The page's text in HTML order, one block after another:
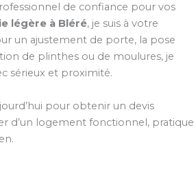
de confiance pour vos
légère à Bléré, je suis à votre
un ajustement de porte, la pose
de plinthes ou de moulures, je
sérieux et proximité.
pour obtenir un devis
d’un logement fonctionnel, pratique